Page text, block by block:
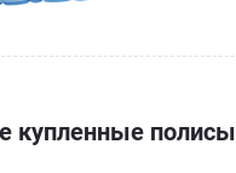
купленные полисы